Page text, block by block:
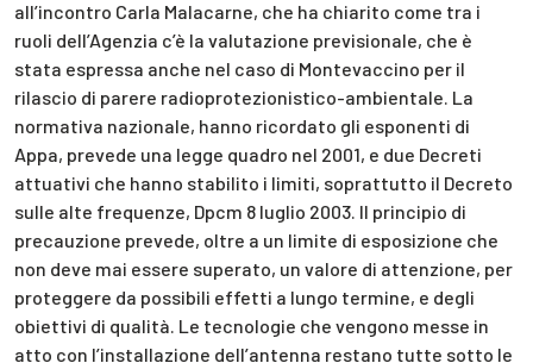
all’incontro Carla Malacarne, che ha chiarito come tra i
ruoli dell’Agenzia c’è la valutazione previsionale, che è
stata espressa anche nel caso di Montevaccino per il
rilascio di parere radioprotezionistico-ambientale. La
normativa nazionale, hanno ricordato gli esponenti di
Appa, prevede una legge quadro nel 2001, e due Decreti
attuativi che hanno stabilito i limiti, soprattutto il Decreto
sulle alte frequenze, Dpcm 8 luglio 2003. Il principio di
precauzione prevede, oltre a un limite di esposizione che
non deve mai essere superato, un valore di attenzione, per
proteggere da possibili effetti a lungo termine, e degli
obiettivi di qualità. Le tecnologie che vengono messe in
atto con l’installazione dell’antenna restano tutte sotto le